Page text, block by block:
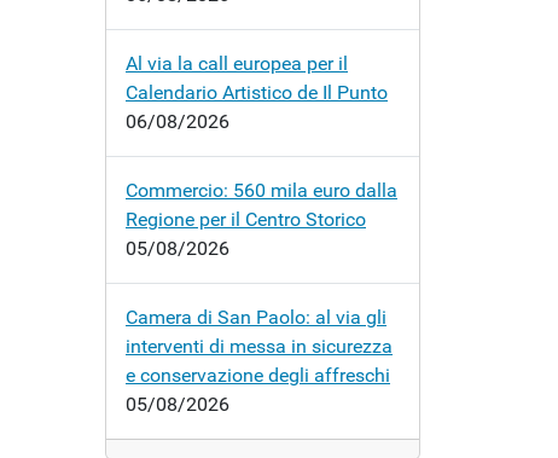
Al via la call europea per il
Calendario Artistico de Il Punto
06/08/2026
Commercio: 560 mila euro dalla
Regione per il Centro Storico
05/08/2026
Camera di San Paolo: al via gli
interventi di messa in sicurezza
e conservazione degli affreschi
05/08/2026